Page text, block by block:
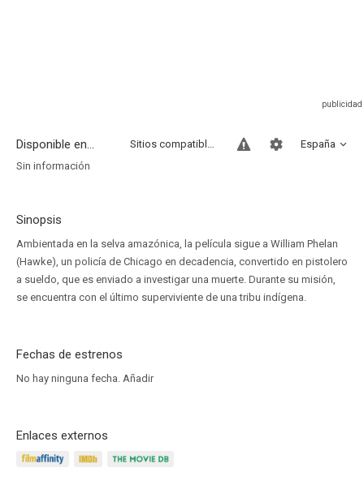
Disponible en... España
Sitios compatibles
Sin información
Sinopsis
Ambientada en la selva amazónica, la película sigue a William Phelan
(Hawke), un policía de Chicago en decadencia, convertido en pistolero
a sueldo, que es enviado a investigar una muerte. Durante su misión,
se encuentra con el último superviviente de una tribu indígena.
Fechas de estrenos
No hay ninguna fecha. Añadir
Enlaces externos